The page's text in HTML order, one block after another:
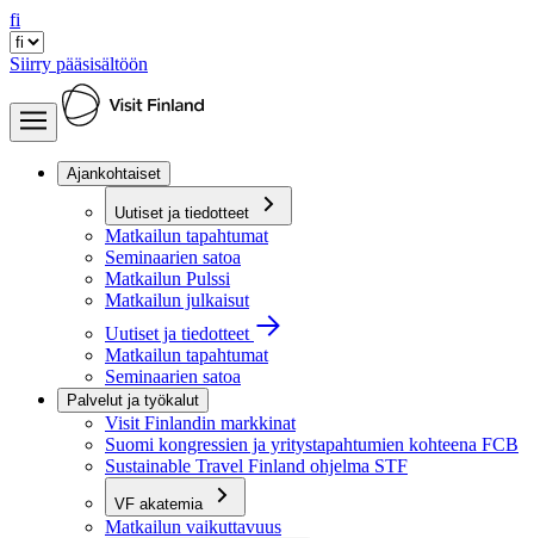
fi
Siirry pääsisältöön
Ajankohtaiset
Uutiset ja tiedotteet
Matkailun tapahtumat
Seminaarien satoa
Matkailun Pulssi
Matkailun julkaisut
Uutiset ja tiedotteet
Matkailun tapahtumat
Seminaarien satoa
Palvelut ja työkalut
Visit Finlandin markkinat
Suomi kongressien ja yritystapahtumien kohteena FCB
Sustainable Travel Finland ohjelma STF
VF akatemia
Matkailun vaikuttavuus